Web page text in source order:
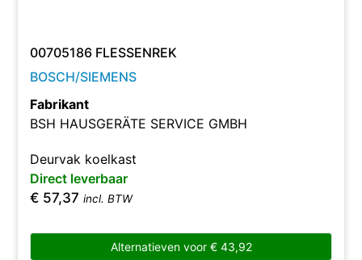
00705186 FLESSENREK
BOSCH/SIEMENS
Fabrikant
BSH HAUSGERÄTE SERVICE GMBH
Deurvak koelkast
Direct leverbaar
€ 57,37 incl. BTW
Alternatieven voor €43,92